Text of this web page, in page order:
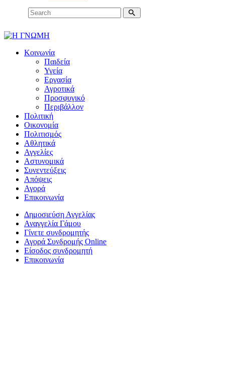
Κοινωνία
Παιδεία
Υγεία
Εργασία
Αγροτικά
Προσφυγικό
Περιβάλλον
Πολιτική
Οικονομία
Πολιτισμός
Αθλητικά
Αγγελίες
Αστυνομικά
Συνεντεύξεις
Απόψεις
Αγορά
Επικοινωνία
Δημοσιεύση Αγγελίας
Αναγγελία Γάμου
Γίνετε συνδρομητής
Αγορά Συνδρομής Online
Είσοδος συνδρομητή
Επικοινωνία